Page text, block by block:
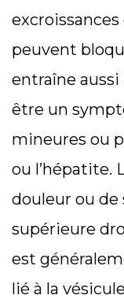
peuvent
entraîne aussi
être un
mineures ou
ou l’hépatite.
douleur ou
supérieure
est
lié à la